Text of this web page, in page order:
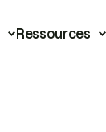
Ressources